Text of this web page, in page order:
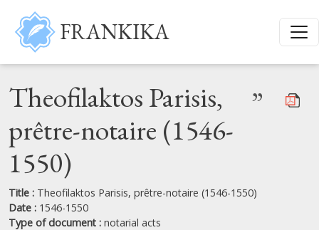
Skip to main content
FRANKIKA
Theofilaktos Parisis,
prêtre-notaire (1546-
1550)
”
Title : Theofilaktos Parisis, prêtre-notaire (1546-1550)
Date : 1546-1550
Type of document : notarial acts